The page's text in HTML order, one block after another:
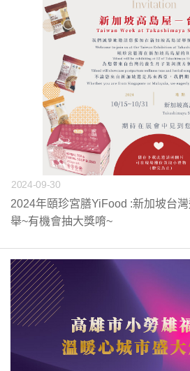
2024-09-30
2024年頤珍宮膳YiFood :新加坡台
舉~有機會抽大獎唷~